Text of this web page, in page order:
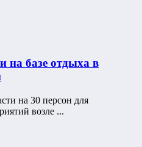
на базе отдыха в
на 30 персон для
возле ...